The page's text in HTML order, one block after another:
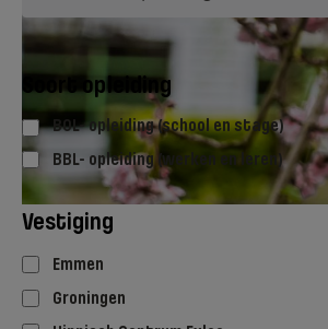
Soort opleiding
BOL- opleiding (school en stage)
BBL- opleiding (werken en leren)
Vestiging
Emmen
Groningen